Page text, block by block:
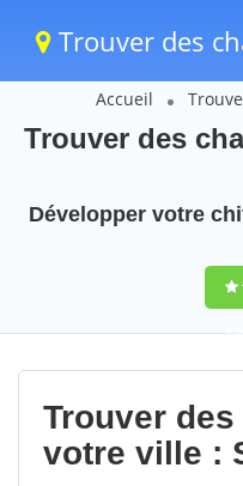
Trouver des
Accueil
Trouver des
Développer votre
9,5
Trouver
votre ville :